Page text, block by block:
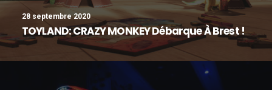
28 septembre 2020
TOYLAND: CRAZY MONKEY Débarque À Brest !